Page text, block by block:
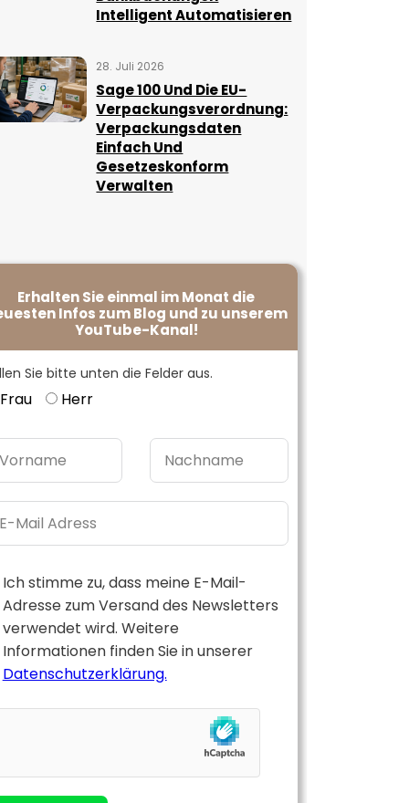
Intelligent Automatisieren
28. Juli 2026
Sage 100 Und Die EU-
Verpackungsverordnung:
Verpackungsdaten
Einfach Und
Gesetzeskonform
Verwalten
Erhalten Sie einmal im Monat die
Infos zum Blog und zu unserem
YouTube-Kanal!
Sie bitte unten die Felder aus.
Frau Herr
Ich stimme zu, dass meine E-Mail-
Adresse zum Versand des Newsletters
verwendet wird. Weitere
Informationen finden Sie in unserer
Datenschutzerklärung.